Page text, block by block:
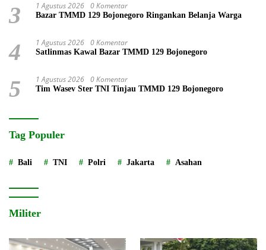
3 1 Agustus 2026 0 Komentar
Bazar TMMD 129 Bojonegoro Ringankan Belanja Warga
4 1 Agustus 2026 0 Komentar
Satlinmas Kawal Bazar TMMD 129 Bojonegoro
5 1 Agustus 2026 0 Komentar
Tim Wasev Ster TNI Tinjau TMMD 129 Bojonegoro
Tag Populer
Bali TNI Polri Jakarta Asahan
Militer